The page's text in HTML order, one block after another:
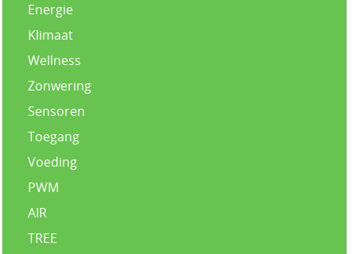
Energie
Klimaat
Wellness
Zonwering
Sensoren
Toegang
Voeding
PWM
AIR
TREE